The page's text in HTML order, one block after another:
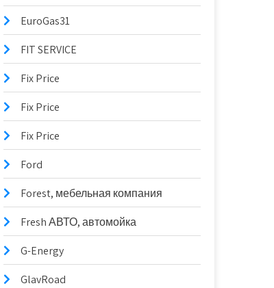
EuroGas31
FIT SERVICE
Fix Price
Fix Price
Fix Price
Ford
Forest, мебельная компания
Fresh АВТО, автомойка
G-Energy
GlavRoad